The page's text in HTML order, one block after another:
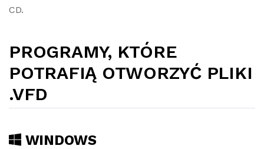
CD.
PROGRAMY, KTÓRE
POTRAFIĄ OTWORZYĆ PLIKI
.VFD
WINDOWS